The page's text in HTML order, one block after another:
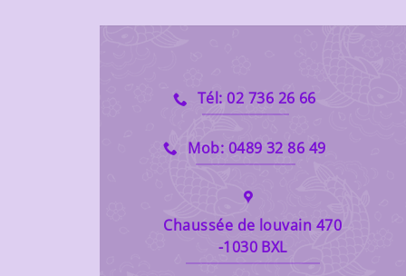
Tél: 02 736 26 66
Mob: 0489 32 86 49
Chaussée de louvain 470
-1030 BXL